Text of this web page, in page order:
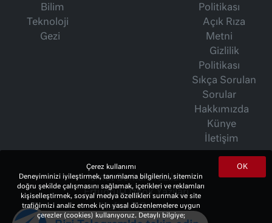
Bilim
Teknoloji
Gezi
Politikası
Açık Rıza
Metni
Gizlilik
Politikası
Sıkça Sorulan
Sorular
Hakkımızda
Künye
İletişim
İsmet Berkan Yazıları
Ertuğrul Özkök Yazıları
Haftalık Gazete
OK
Çerez kullanımı
Deneyiminizi iyileştirmek, tanımlama bilgilerini, sitemizin
doğru şekilde çalışmasını sağlamak, içerikleri ve reklamları
kişiselleştirmek, sosyal medya özellikleri sunmak ve site
trafiğimizi analiz etmek için yasal düzenlemelere uygun
çerezler (cookies) kullanıyoruz. Detaylı bilgiye;